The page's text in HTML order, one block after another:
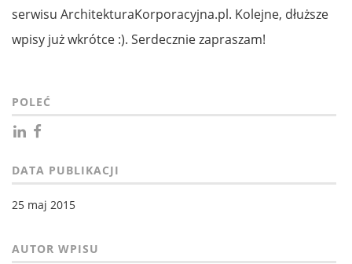
serwisu ArchitekturaKorporacyjna.pl. Kolejne, dłuższe
wpisy już wkrótce :). Serdecznie zapraszam!
POLEĆ
DATA PUBLIKACJI
25 maj 2015